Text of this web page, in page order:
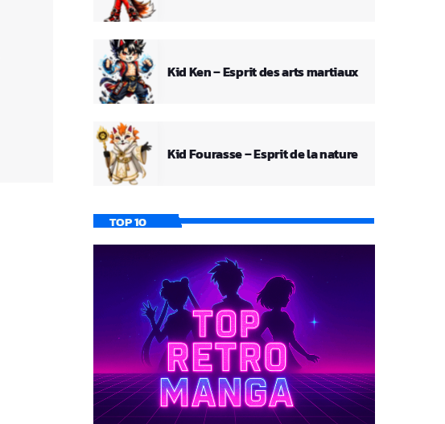
Kid Ken – Esprit des arts martiaux
Kid Fourasse – Esprit de la nature
TOP 10